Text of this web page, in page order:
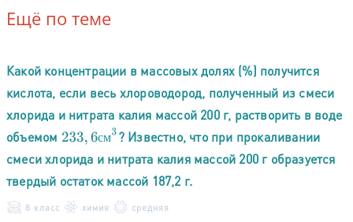
Ещё по теме
Какой концентрации в массовых долях (%) получится
кислота, если весь хлороводород, полученный из смеси
хлорида и нитрата калия массой 200 г, растворить в воде
объемом
см
233,6 см3 ? Известно, что при прокаливании
смеси хлорида и нитрата калия массой 200 г образуется
твердый остаток массой 187,2 г.
8 класс химия средняя